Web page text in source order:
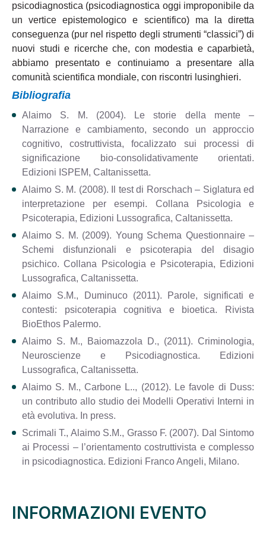
psicodiagnostica (psicodiagnostica oggi improponibile da
un vertice epistemologico e scientifico) ma la diretta
conseguenza (pur nel rispetto degli strumenti “classici”) di
nuovi studi e ricerche che, con modestia e caparbietà,
abbiamo presentato e continuiamo a presentare alla
comunità scientifica mondiale, con riscontri lusinghieri.
Bibliografia
Alaimo S. M. (2004). Le storie della mente –
Narrazione e cambiamento, secondo un approccio
cognitivo, costruttivista, focalizzato sui processi di
significazione bio-consolidativamente orientati.
Edizioni ISPEM, Caltanissetta.
Alaimo S. M. (2008). Il test di Rorschach – Siglatura ed
interpretazione per esempi. Collana Psicologia e
Psicoterapia, Edizioni Lussografica, Caltanissetta.
Alaimo S. M. (2009). Young Schema Questionnaire –
Schemi disfunzionali e psicoterapia del disagio
psichico. Collana Psicologia e Psicoterapia, Edizioni
Lussografica, Caltanissetta.
Alaimo S.M., Duminuco (2011). Parole, significati e
contesti: psicoterapia cognitiva e bioetica. Rivista
BioEthos Palermo.
Alaimo S. M., Baiomazzola D., (2011). Criminologia,
Neuroscienze e Psicodiagnostica. Edizioni
Lussografica, Caltanissetta.
Alaimo S. M., Carbone L.., (2012). Le favole di Duss:
un contributo allo studio dei Modelli Operativi Interni in
età evolutiva. In press.
Scrimali T., Alaimo S.M., Grasso F. (2007). Dal Sintomo
ai Processi – l’orientamento costruttivista e complesso
in psicodiagnostica. Edizioni Franco Angeli, Milano.
INFORMAZIONI EVENTO